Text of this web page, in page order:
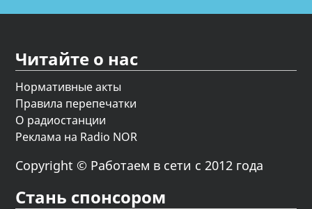
Читайте о нас
Нормативные акты
Правила перепечатки
О радиостанции
Реклама на Radio NOR
Copyright © Работаем в сети с 2012 года
Стань спонсором